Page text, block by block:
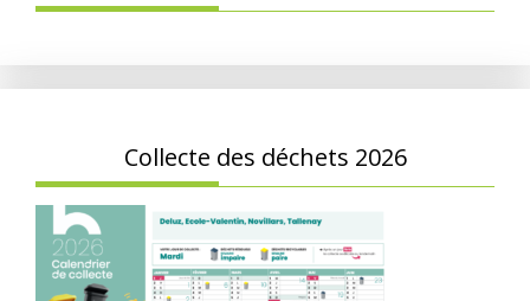
Collecte des déchets 2026